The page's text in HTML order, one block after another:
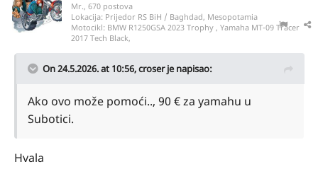
Mr., 670 postova
Lokacija: Prijedor RS BiH / Baghdad, Mesopotamia
Motocikl: BMW R1250GSA 2023 Trophy , Yamaha MT-09 Tracer
2017 Tech Black,
On 24.5.2026. at 10:56,croserje napisao:
Ako ovo može pomoći.., 90 € za yamahu u
Subotici.
Hvala